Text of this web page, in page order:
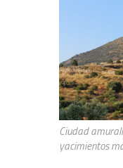
Ciudad
yacimientos